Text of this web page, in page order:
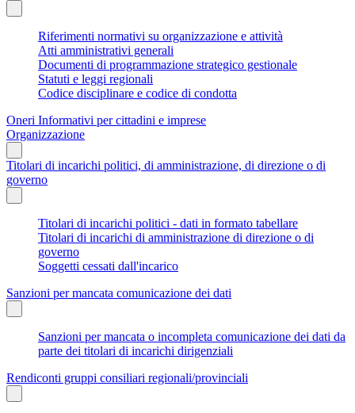
Riferimenti normativi su organizzazione e attività
Atti amministrativi generali
Documenti di programmazione strategico gestionale
Statuti e leggi regionali
Codice disciplinare e codice di condotta
Oneri Informativi per cittadini e imprese
Organizzazione
Titolari di incarichi politici, di amministrazione, di direzione o di
governo
Titolari di incarichi politici - dati in formato tabellare
Titolari di incarichi di amministrazione di direzione o di
governo
Soggetti cessati dall'incarico
Sanzioni per mancata comunicazione dei dati
Sanzioni per mancata o incompleta comunicazione dei dati da
parte dei titolari di incarichi dirigenziali
Rendiconti gruppi consiliari regionali/provinciali